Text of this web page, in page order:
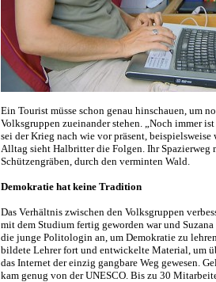
Ein Tourist müsse schon genau hinschauen, um
Volksgruppen zueinander stehen. „Noch immer
sei der Krieg nach wie vor präsent,
Alltag sieht Halbritter die Folgen. Ihr
Schützengräben, durch den verminten Wald.
Demokratie hat keine Tradition
Das Verhältnis zwischen den Volksgruppen
mit dem Studium fertig geworden war und
die junge Politologin an, um Demokratie zu
bildete Lehrer fort und entwickelte Material, um
das Internet der einzig gangbare Weg gewesen.
kam genug von der UNESCO. Bis zu 30